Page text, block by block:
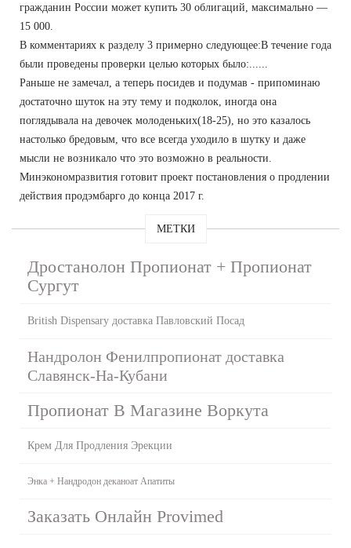
гражданин России может купить 30 облигаций, максимально —
15 000.
В комментариях к разделу 3 примерно следующее:В течение года
были проведены проверки целью которых было:......
Раньше не замечал, а теперь посидев и подумав - припоминаю
достаточно шуток на эту тему и подколок, иногда она
поглядывала на девочек молоденьких(18-25), но это казалось
настолько бредовым, что все всегда уходило в шутку и даже
мысли не возникало что это возможно в реальности.
Минэкономразвития готовит проект постановления о продлении
действия продэмбарго до конца 2017 г.
МЕТКИ
Дростанолон Пропионат + Пропионат
Сургут
British Dispensary доставка Павловский Посад
Нандролон Фенилпропионат доставка
Славянск-На-Кубани
Пропионат В Магазине Воркута
Крем Для Продления Эрекции
Энка + Нандродон деканоат Апатиты
Заказать Онлайн Provimed